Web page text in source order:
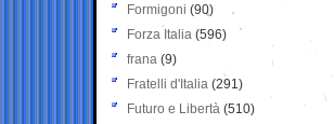
Formigoni (90)
Forza Italia (596)
frana (9)
Fratelli d'Italia (291)
Futuro e Libertà (510)